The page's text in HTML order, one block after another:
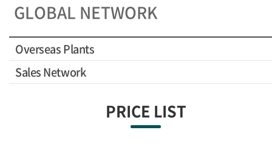
GLOBAL NETWORK
Overseas Plants
Sales Network
PRICE LIST